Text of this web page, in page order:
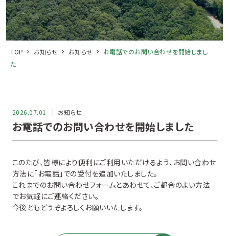
TOP お知らせ お知らせ
お電話でのお問い合わせを開始しまし
た
2026.07.01 お知らせ
お電話でのお問い合わせを開始しました
このたび、皆様により便利にご利用いただけるよう、お問い合わせ
方法に「お電話」での受付を追加いたしました。
これまでのお問い合わせフォームとあわせて、ご都合のよい方法
でお気軽にご連絡ください。
今後ともどうぞよろしくお願いいたします。